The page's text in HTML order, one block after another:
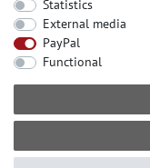
Statistics
External media
PayPal
Functional